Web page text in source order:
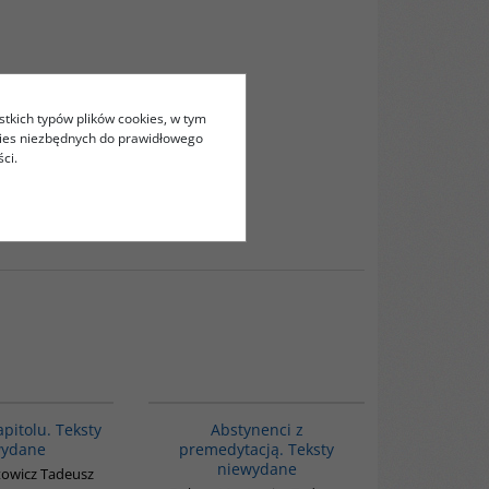
Teksty
Tadeusz
Abstynenci z
premedytacją. Teksty
niewydane
typów plików cookies, w tym
niezbędnych do prawidłowego